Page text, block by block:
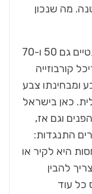
מה שנכון
"יש עיצובים צבעוניים שנשארים רלוונטיים גם 50 ו-70
קורבוזייה
ומבחינתו צבע
כאן בישראל
וגם אז,
התנגדות:
היא לקיר או
להבין
כל עוד